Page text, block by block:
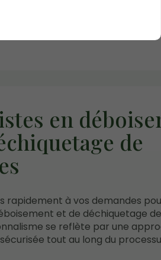
en
de
rapidement à vos demandes
et de déchiquetage
se reflète par une
tout au long du